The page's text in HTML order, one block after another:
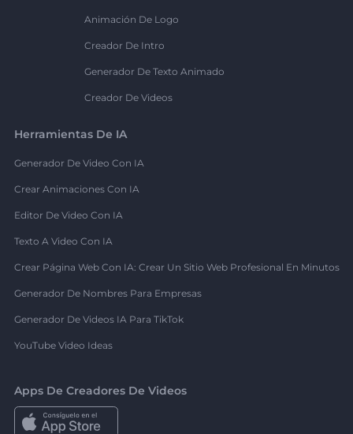
Animación De Logo
Creador De Intro
Generador De Texto Animado
Creador De Videos
Herramientas De IA
Generador De Video Con IA
Crear Animaciones Con IA
Editor De Video Con IA
Texto A Video Con IA
Crear Página Web Con IA: Crear Un Sitio Web Profesional En Minutos
Generador De Nombres Para Empresas
Generador De Videos IA Para TikTok
YouTube Video Ideas
Apps De Creadores De Videos